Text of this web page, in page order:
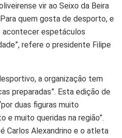
vir ao Seixo da Beira
quem gosta de desporto, e
acontecer espetáculos
refere o presidente Filipe
a organização tem
preparadas”. Esta edição de
duas figuras muito
e muito queridas na região”.
Carlos Alexandrino e o atleta